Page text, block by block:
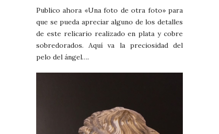
Publico ahora «Una foto de otra foto» para
que se pueda apreciar alguno de los detalles
de este relicario realizado en plata y cobre
sobredorados. Aquí va la preciosidad del
pelo del ángel….